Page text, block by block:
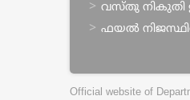
വസ്തു നികുതി
ഫയല്‍
Official website of